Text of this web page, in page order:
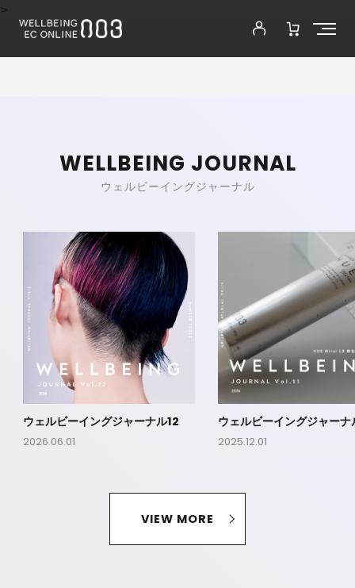
WELLBEING JOURNAL
ウェルビーイングジャーナル
ウェルビーイングジャーナル12
2026.06.01
ウェルビーイングジャーナ
2025.12.01
VIEW MORE